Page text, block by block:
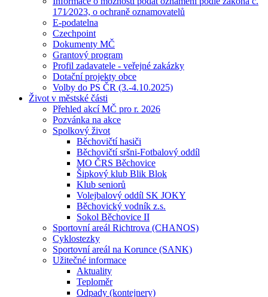
171⁄2023, o ochraně oznamovatelů
E-podatelna
Czechpoint
Dokumenty MČ
Grantový program
Profil zadavatele - veřejné zakázky
Dotační projekty obce
Volby do PS ČR (3.-4.10.2025)
Život v městské části
Přehled akcí MČ pro r. 2026
Pozvánka na akce
Spolkový život
Běchovičtí hasiči
Běchovičtí sršni-Fotbalový oddíl
MO ČRS Běchovice
Šipkový klub Blik Blok
Klub seniorů
Volejbalový oddíl SK JOKY
Běchovický vodník z.s.
Sokol Běchovice II
Sportovní areál Richtrova (CHANOS)
Cyklostezky
Sportovní areál na Korunce (SANK)
Užitečné informace
Aktuality
Teploměr
Odpady (kontejnery)